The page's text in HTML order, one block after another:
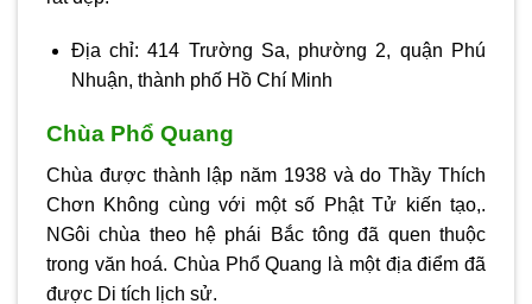
Địa chỉ: 414 Trường Sa, phường 2, quận Phú
Nhuận, thành phố Hồ Chí Minh
Chùa Phổ Quang
Chùa được thành lập năm 1938 và do Thầy Thích
Chơn Không cùng với một số Phật Tử kiến tạo,.
NGôi chùa theo hệ phái Bắc tông đã quen thuộc
trong văn hoá. Chùa Phổ Quang là một địa điểm đã
được Di tích lịch sử.